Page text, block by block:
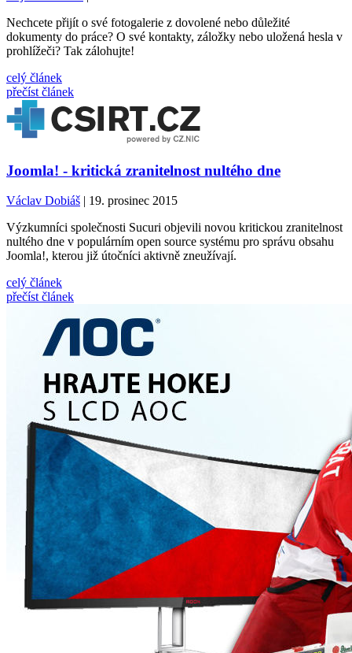
Nechcete přijít o své fotogalerie z dovolené nebo důležité
dokumenty do práce? O své kontakty, záložky nebo uložená hesla v
prohlížeči? Tak zálohujte!
celý článek
přečíst článek
Joomla! - kritická zranitelnost nultého dne
Václav Dobiáš| 19. prosinec 2015
Výzkumníci společnosti Sucuri objevili novou kritickou zranitelnost
nultého dne v populárním open source systému pro správu obsahu
Joomla!, kterou již útočníci aktivně zneužívají.
celý článek
přečíst článek